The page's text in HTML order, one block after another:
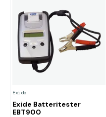
Exide
Exide Batteritester
EBT900